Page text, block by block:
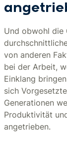
Und obwohl die
von anderen
bei der Arbeit,
Einklang
sich
Generationen
Produktivität
angetrieben.